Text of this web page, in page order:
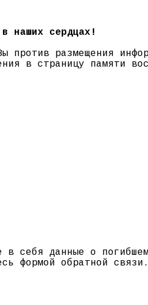
наших сердцах!
против размещения
в страницу памяти
в себя данные о
формой обратной